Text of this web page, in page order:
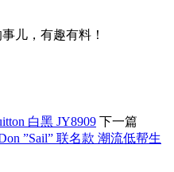
儿，有趣有料！
白黑 JY8909 下一篇
”Sail” 联名款 潮流低帮生